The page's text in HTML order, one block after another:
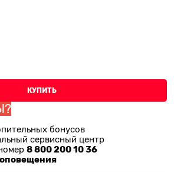
КУПИТЬ
бонусов
сервисный центр
8 800 200 10 36
оповещения